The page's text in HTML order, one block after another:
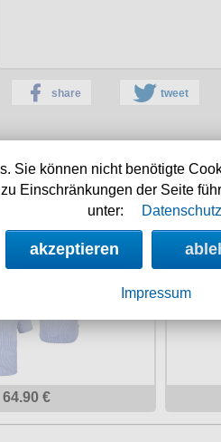
share tweet
weitere Thor Steinar
Kurzarm Hemd Vike
64.90 €
Sie können nicht benötigte
Einschränkungen der Seite
unter:
akzeptieren
Impressum